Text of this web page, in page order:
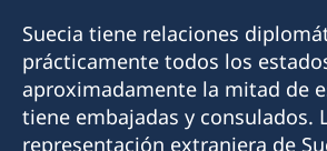
Suecia tiene relaciones
prácticamente todos los
aproximadamente la mitad de
tiene embajadas y consulados.
representación extranjera de